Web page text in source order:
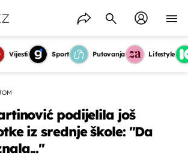
Vijesti Sport Putovanja Lifestyle
podijelila još
iz srednje škole: ''Da